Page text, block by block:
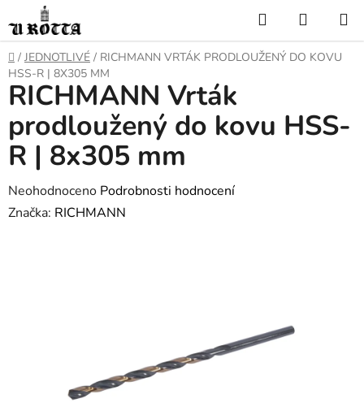
na
obsah
Hledat
KOŠÍK
DOMŮ
/ JEDNOTLIVÉ / RICHMANN VRTÁK PRODLOUŽENÝ DO KOVU
HSS-R | 8X305 MM
RICHMANN Vrták
prodloužený do kovu HSS-
R | 8x305 mm
Průměrné
hodnocení
Neohodnoceno Podrobnosti hodnocení
Značka: RICHMANN